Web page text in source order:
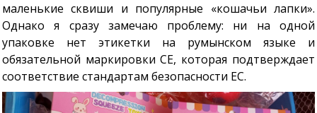
маленькие сквиши и популярные «кошачьи лапки».
Однако я сразу замечаю проблему: ни на одной
упаковке нет этикетки на румынском языке и
обязательной маркировки CE, которая подтверждает
соответствие стандартам безопасности ЕС.